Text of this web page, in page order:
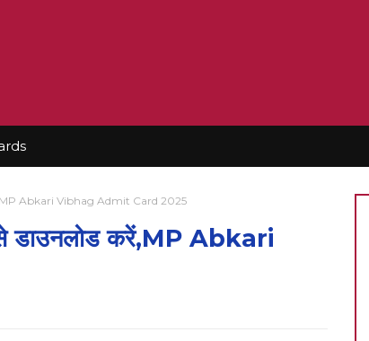
Abkari Vibhag Admit Card 2025
डाउनलोड करें,MP Abkari